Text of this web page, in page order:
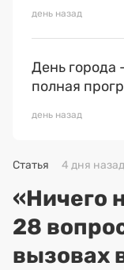
день назад
День города
полная
день назад
Статья 4 дня назад
«Ничего
28
вызовах